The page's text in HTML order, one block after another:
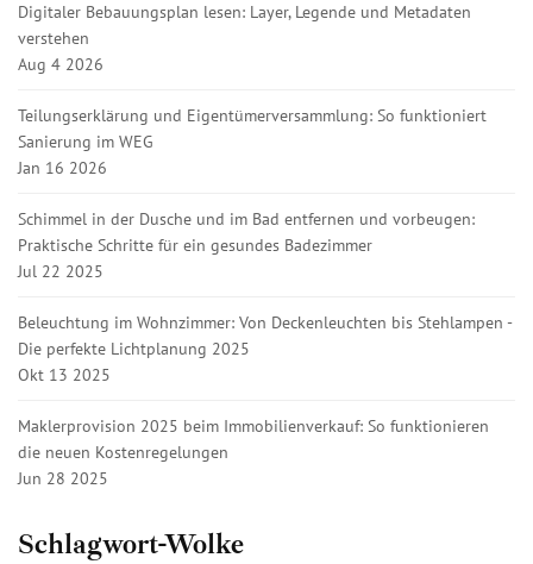
Digitaler Bebauungsplan lesen: Layer, Legende und Metadaten
verstehen
Aug 4 2026
Teilungserklärung und Eigentümerversammlung: So funktioniert
Sanierung im WEG
Jan 16 2026
Schimmel in der Dusche und im Bad entfernen und vorbeugen:
Praktische Schritte für ein gesundes Badezimmer
Jul 22 2025
Beleuchtung im Wohnzimmer: Von Deckenleuchten bis Stehlampen -
Die perfekte Lichtplanung 2025
Okt 13 2025
Maklerprovision 2025 beim Immobilienverkauf: So funktionieren
die neuen Kostenregelungen
Jun 28 2025
Schlagwort-Wolke